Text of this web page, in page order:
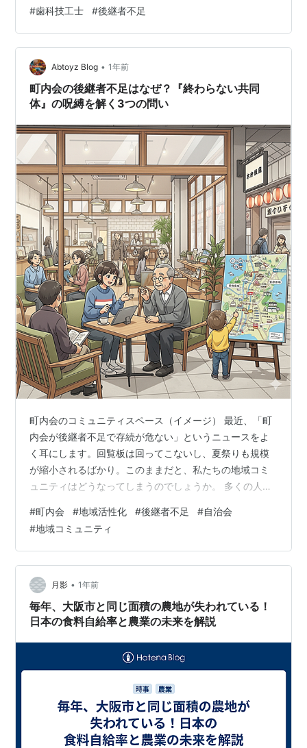
設のうち43施設（84.3％）が「後継者がいない」と答え
た。調査は2024年9〜10月に実施され、公表は2025年9
月16日に行われている。高齢化の進行に伴い、入れ歯や
かぶせ物の製作に支障が生じる懸念が示されている。 三
重県保険医協会アンケートの主要数値 指標 値 調査実施
期間 2…
#歯科技工士 #後継者不足
Abtoyz Blog • 1年前
町内会の後継者不足はなぜ？『終わらない共同
体』の呪縛を解く3つの問い
町内会のコミュニティスペース（イメージ） 最近、「町
内会が後継者不足で存続が危ない」というニュースをよ
く耳にします。回覧板は回ってこないし、夏祭りも規模
が縮小されるばかり。このままだと、私たちの地域コミ
ュニティはどうなってしまうのでしょうか。 多くの人
嫌だ」という漠然としたネガティブな感情を抱えていま
す。しかし、その感情の背後には、現代社会の根本的な
変化と、私たちが地域コミュニティに求めるものの大き
なギャップが隠されているようです。 失われた「おせっ
かい」の温かさ バブル前までの日本には、今ではほとん
ど見られなくなった温かい風景がありました。道…
#町内会 #地域活性化 #後継者不足 #自治会
#地域コミュニティ
月影 • 1年前
毎年、大阪市と同じ面積の農地が失われている！
日本の食料自給率と農業の未来を解説